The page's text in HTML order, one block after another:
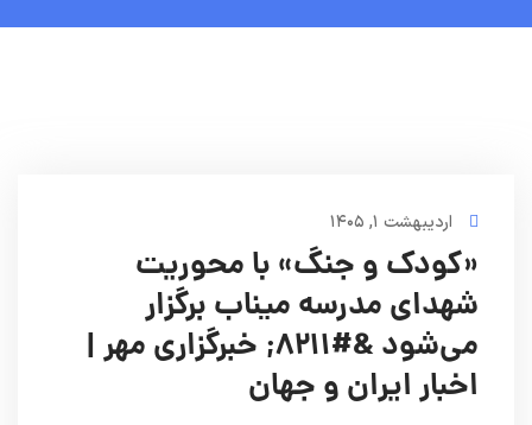
اردیبهشت ۱, ۱۴۰۵
«کودک و جنگ» با محوریت
شهدای مدرسه میناب برگزار
می‌شود &#۸۲۱۱; خبرگزاری مهر |
اخبار ایران و جهان